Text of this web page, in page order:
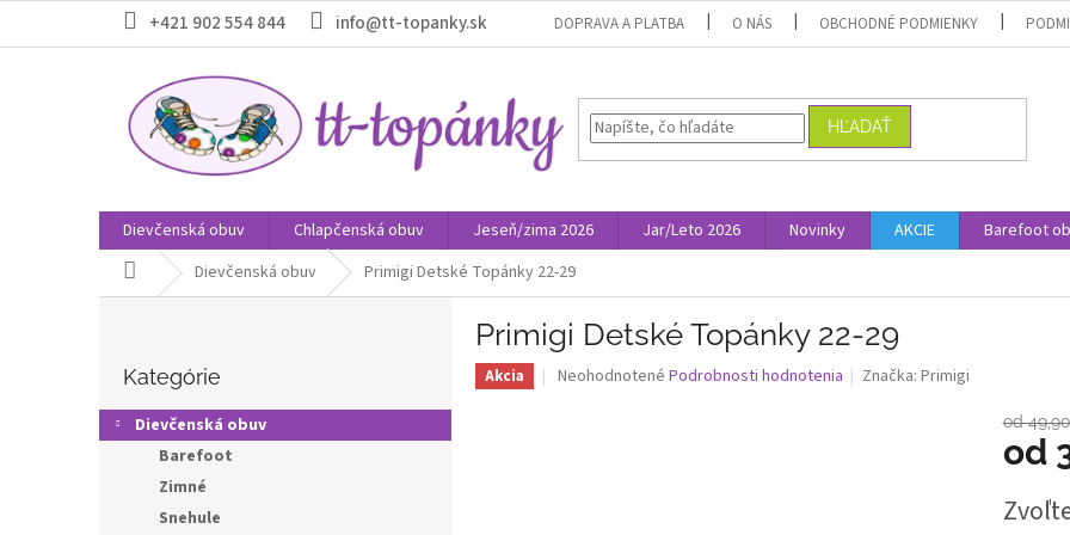
obsah
+421 902 554 844 info@tt-topanky.sk DOPRAVA A PLATBA O NÁS OBCHODNÉ PODMIENKY
HĽADAŤ
Dievčenská obuv Chlapčenská obuv Jeseň/zima 2026 Jar/Leto 2026 Novinky AKCIE Barefoot
DomovDievčenská obuv Primigi Detské Topánky 22-29
ý
p
kategórie
Kategórie
Dievčenská obuv
Barefoot
Zimné
Snehule
Primigi Detské Topánky 22-29
Akcia
Priemerné
Neohodnotené Podrobnosti hodnotenia Značka:Primigi
od
od
cena: